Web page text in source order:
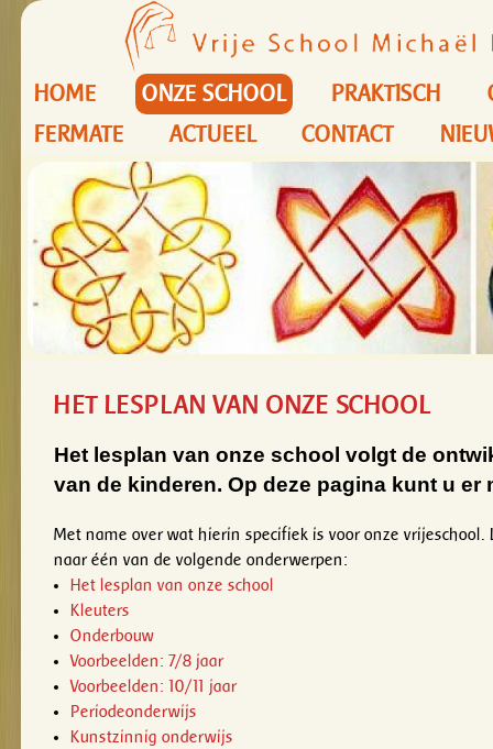
HOME ONZE SCHOOL PRAKTISCH
FERMATE
ACTUEEL CONTACT
HET LESPLAN VAN ONZE SCHOOL
Het lesplan van onze school volgt de
van de kinderen.Op deze pagina kunt u er
Met name over wat hierin specifiek is voor onze vrijeschool.
naar één van de volgende onderwerpen:
Het lesplan van onze school
Kleuters
Onderbouw
Voorbeelden: 7/8 jaar
Voorbeelden: 10/11 jaar
Periodeonderwijs
Kunstzinnig onderwijs